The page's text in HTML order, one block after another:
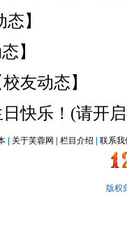
】
】
友动态】
快乐！(请开
| 关于芙蓉网 栏目介绍 联系我
版权